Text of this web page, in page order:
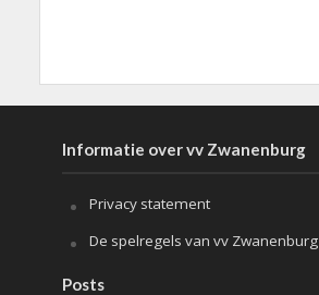
Informatie over vv Zwanenburg
Privacy statement
De spelregels van vv Zwanenburg
Posts